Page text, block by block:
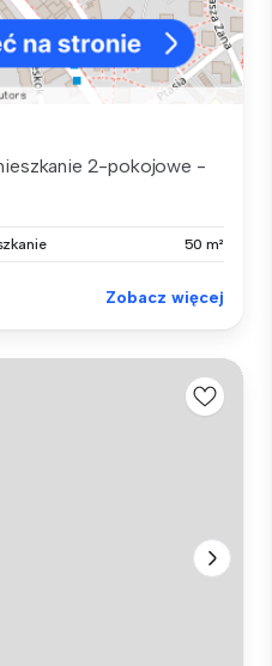
2-pokojowe -
50 m²
Zobacz więcej